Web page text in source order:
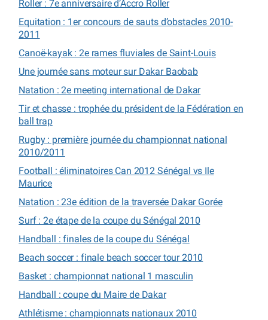
Roller : 7e anniversaire d’Accro Roller
Equitation : 1er concours de sauts d’obstacles 2010-
2011
Canoë-kayak : 2e rames fluviales de Saint-Louis
Une journée sans moteur sur Dakar Baobab
Natation : 2e meeting international de Dakar
Tir et chasse : trophée du président de la Fédération en
ball trap
Rugby : première journée du championnat national
2010/2011
Football : éliminatoires Can 2012 Sénégal vs Ile
Maurice
Natation : 23e édition de la traversée Dakar Gorée
Surf : 2e étape de la coupe du Sénégal 2010
Handball : finales de la coupe du Sénégal
Beach soccer : finale beach soccer tour 2010
Basket : championnat national 1 masculin
Handball : coupe du Maire de Dakar
Athlétisme : championnats nationaux 2010